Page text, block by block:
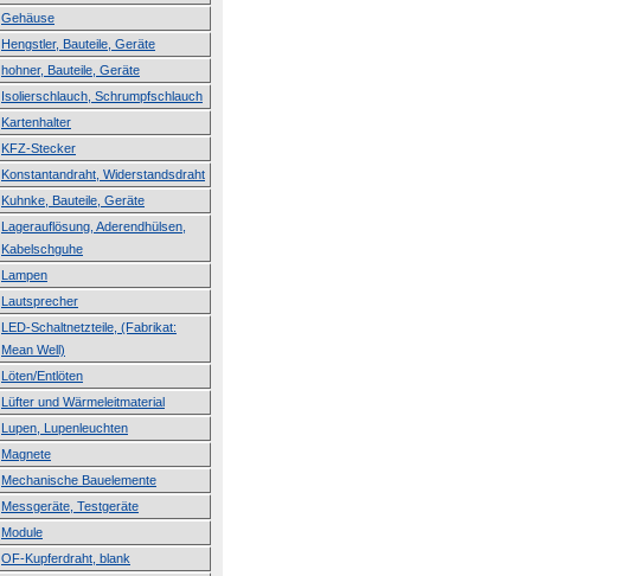
Gehäuse
Hengstler, Bauteile, Geräte
hohner, Bauteile, Geräte
Isolierschlauch, Schrumpfschlauch
Kartenhalter
KFZ-Stecker
Konstantandraht, Widerstandsdraht
Kuhnke, Bauteile, Geräte
Lagerauflösung, Aderendhülsen,
Kabelschguhe
Lampen
Lautsprecher
LED-Schaltnetzteile, (Fabrikat:
Mean Well)
Löten/Entlöten
Lüfter und Wärmeleitmaterial
Lupen, Lupenleuchten
Magnete
Mechanische Bauelemente
Messgeräte, Testgeräte
Module
OF-Kupferdraht, blank